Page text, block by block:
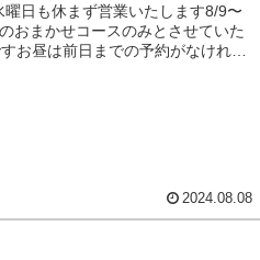
日も休まず営業いたします8/9〜
おまかせコースのみとさせていた
お昼は前日までの予約がなければ
2024.08.08